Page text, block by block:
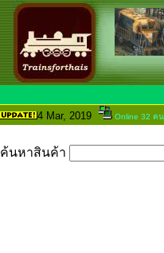
4 Mar, 2019 Online 32 คน
ค้นหาสินค้า